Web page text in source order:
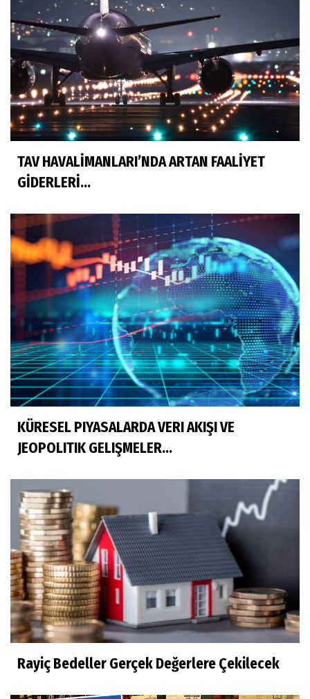
TAV HAVALİMANLARI’NDA ARTAN FAALİYET
GİDERLERİ...
KÜRESEL PIYASALARDA VERI AKIŞI VE
JEOPOLITIK GELIŞMELER...
Rayiç Bedeller Gerçek Değerlere Çekilecek